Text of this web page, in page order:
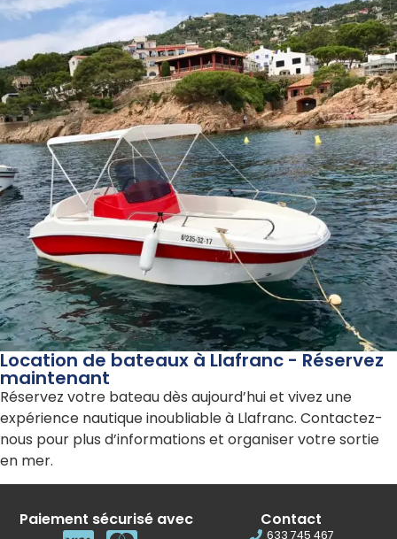
REMUS 450 – SANS QUALIFICATION
Location de bateaux à Llafranc - Réservez
maintenant
Réservez votre bateau dès aujourd’hui et vivez une
expérience nautique inoubliable à Llafranc. Contactez-
nous pour plus d’informations et organiser votre sortie
en mer.
Paiement sécurisé avec Contact
633 745 467